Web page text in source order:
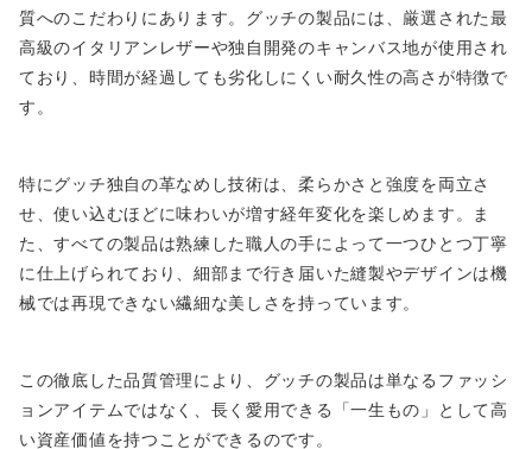
質へのこだわりにあります。グッチの製品には、厳選された最
高級のイタリアンレザーや独自開発のキャンバス地が使用され
ており、時間が経過しても劣化しにくい耐久性の高さが特徴で
す。
特にグッチ独自の革なめし技術は、柔らかさと強度を両立さ
せ、使い込むほどに味わいが増す経年変化を楽しめます。ま
た、すべての製品は熟練した職人の手によって一つひとつ丁寧
に仕上げられており、細部まで行き届いた縫製やデザインは機
械では再現できない繊細な美しさを持っています。
この徹底した品質管理により、グッチの製品は単なるファッシ
ョンアイテムではなく、長く愛用できる「一生もの」として高
い資産価値を持つことができるのです。